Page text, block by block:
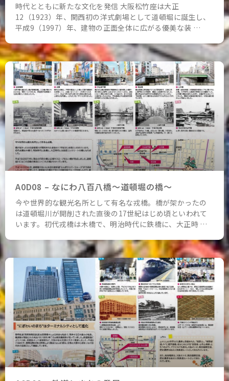
時代とともに新たな文化を発信 大阪松竹座は大正
12（1923）年、関西初の洋式劇場として道頓堀に誕生し、
平成9（1997）年、建物の正面全体に広がる優美な装 …
A0D08 – なにわ八百八橋～道頓堀の橋～
今や世界的な観光名所として有名な戎橋。橋が架かったの
は道頓堀川が開削された直後の17世紀はじめ頃といわれて
います。初代戎橋は木橋で、明治時代に鉄橋に、大正時 …